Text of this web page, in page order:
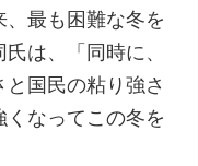
、最も困難な冬を
は、「同時に、
国民の粘り強さ
なってこの冬を